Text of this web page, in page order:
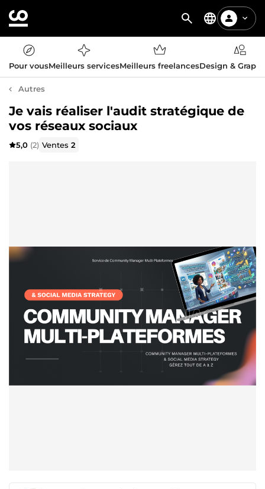
Pour vousMeilleurs servicesMeilleurs freelancesDesign &
Autres
Je vais réaliser l'audit stratégique de
vos réseaux sociaux
5,0 (2) Ventes2